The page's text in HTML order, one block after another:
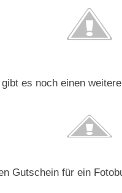
gibt es noch einen
Gutschein für ein